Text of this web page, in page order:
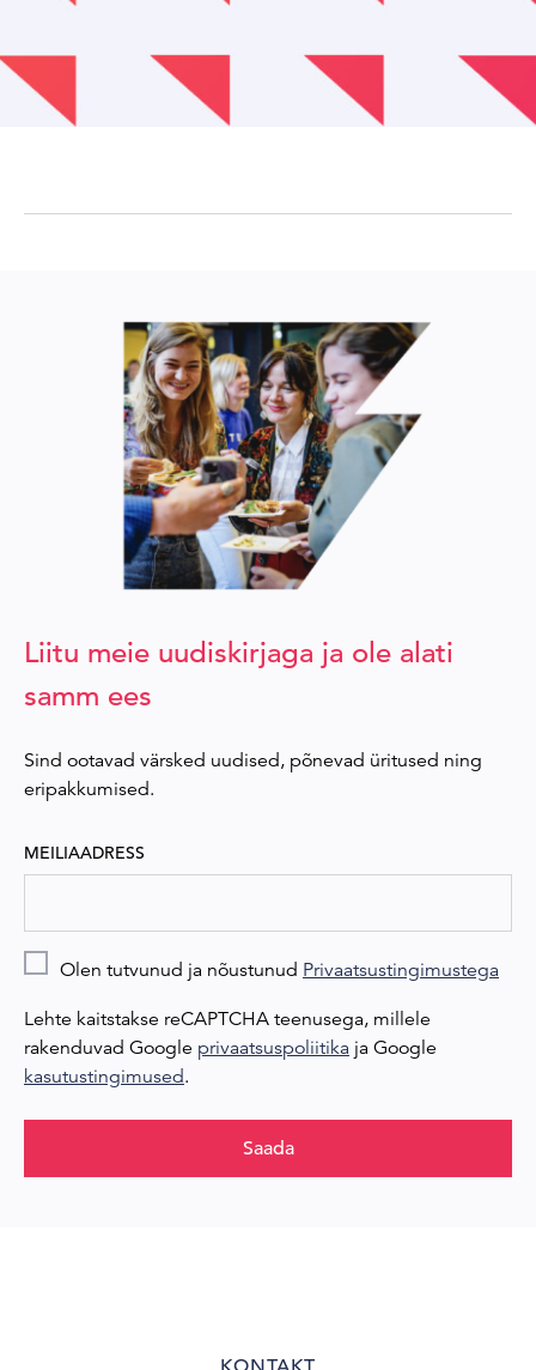
Liitu meie uudiskirjaga ja ole alati
samm ees
Sind ootavad värsked uudised, põnevad üritused ning
eripakkumised.
MEILIAADRESS
Olen tutvunud ja nõustunud Privaatsustingimustega
Lehte kaitstakse reCAPTCHA teenusega, millele
rakenduvad Google privaatsuspoliitika ja Google
kasutustingimused.
Saada